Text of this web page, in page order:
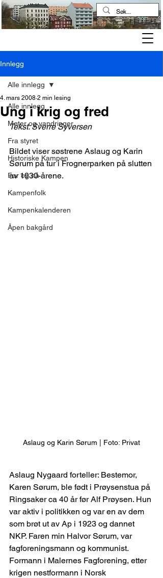
Innlegg
Alle innlegg
Møter og vandringer
Fra styret
Historiske Kampen
Før og nå
Kampenfolk
Kampenkalenderen
Åpen bakgård
Alle innlegg
Ung i krig og fred
4. mars 2008 2 min lesing
Tekst: Sverre Syversen
Bildet viser søstrene Aslaug og Karin
Sørum på tur i Frognerparken på slutten
av 1930-årene.
Aslaug og Karin Sørum | Foto: Privat
Aslaug Nygaard forteller: Bestemor,
Karen Sørum, ble født i Prøysenstua på
Ringsaker ca 40 år før Alf Prøysen. Hun
var aktiv i politikken og var en av dem
som brøt ut av Ap i 1923 og dannet
NKP. Faren min Halvor Sørum, var
fagforeningsmann og kommunist.
Formann i Malernes Fagforening, etter
krigen nestformann i Norsk